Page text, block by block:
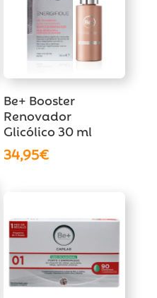
Be+ Booster
Renovador
Glicólico 30 ml
34,95€